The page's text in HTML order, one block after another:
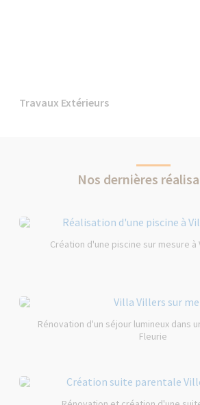
Travaux Extérieurs
Nos dernières
Création d'une piscine sur mesure à
Rénovation d'un séjour lumineux dans
Fleurie